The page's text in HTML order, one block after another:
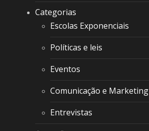
Categorias
Escolas Exponenciais
Políticas e leis
Eventos
Comunicação e Marketing
Entrevistas